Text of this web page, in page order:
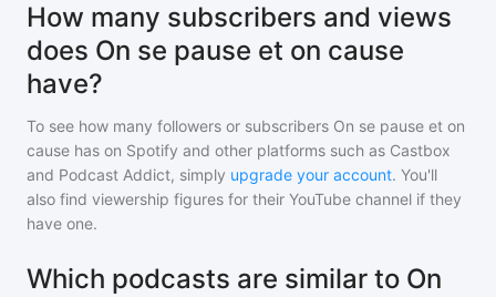
How many subscribers and views
does On se pause et on cause
have?
To see how many followers or subscribers On se pause et on
cause has on Spotify and other platforms such as Castbox
and Podcast Addict, simply upgrade your account. You'll
also find viewership figures for their YouTube channel if they
have one.
Which podcasts are similar to On